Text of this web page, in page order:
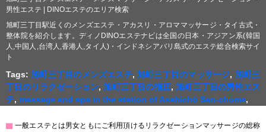
男性エステ | DINOエステのエリア検索
旭町三丁目駅近くのメンズエステ・アカスリ・アロママッサージ・タイ古式・
整体院を紹介します。ディノDINOエステナビは全国の日本・アジアン系(韓国
人,中国人,台湾人,香港人,タイ人)・インドネシアバリ島式のエステ総合検索サイ
ト
Tags:旭町三丁目のメンズエステ,旭町三丁目のマッサージ, 旭町三
丁目のリラクゼーション,旭町三丁目の指圧,旭町三丁目の男性エス
テ, massage and spa in the station of Asahichō San-chōme,
▇ 一般エステとは男女ともにご利用頂けるリラクゼーションマッサージの総称